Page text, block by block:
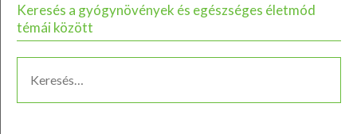
Keresés a gyógynövények és egészséges életmód
témái között